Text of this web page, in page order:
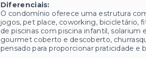
Diferenciais:
O condomínio oferece uma estrutura
jogos, pet place, coworking, bicicletário,
de piscinas com piscina infantil,
gourmet coberto e descoberto,
pensado para proporcionar praticidade e